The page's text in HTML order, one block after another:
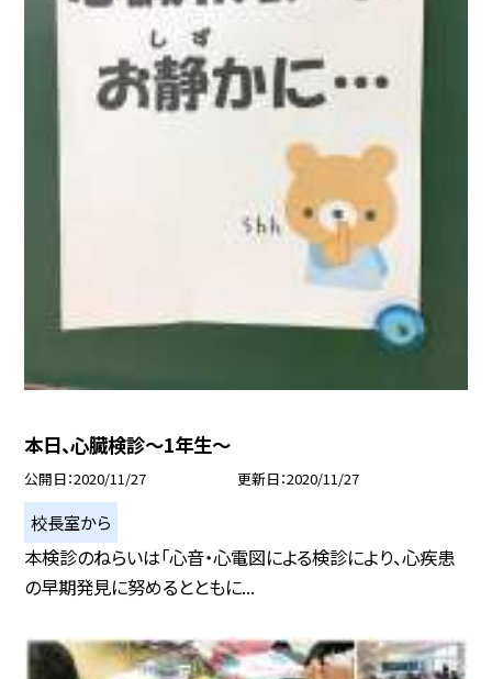
本日、心臓検診〜1年生〜
公開日 2020/11/27 更新日 2020/11/27
校長室から
本検診のねらいは「心音・心電図による検診により、心疾患
の早期発見に努めるとともに...